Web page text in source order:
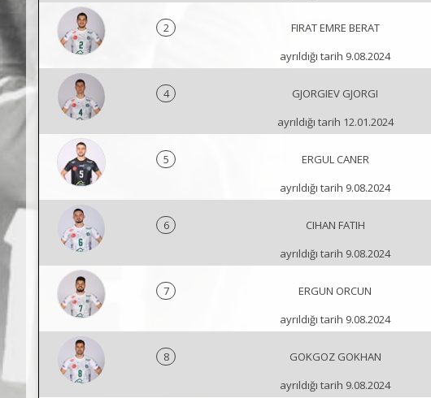
2
FIRAT EMRE BERAT
ayrıldığı tarih 9.08.2024
4
GJORGIEV GJORGI
ayrıldığı tarih 12.01.2024
5
ERGUL CANER
ayrıldığı tarih 9.08.2024
6
CIHAN FATIH
ayrıldığı tarih 9.08.2024
7
ERGUN ORCUN
ayrıldığı tarih 9.08.2024
8
GOKGOZ GOKHAN
ayrıldığı tarih 9.08.2024